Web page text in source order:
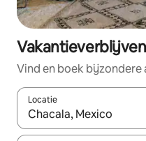
Vind en boek
Locatie
Wanneer er resultaten